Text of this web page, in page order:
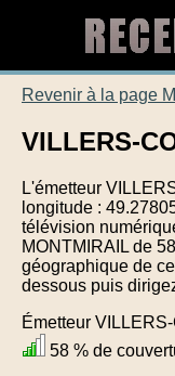
Revenir à la page
VILLERS-
L'émetteur
longitude :
télévision
MONTMIRAIL de
géographique de
dessous puis
Émetteur
58 % de